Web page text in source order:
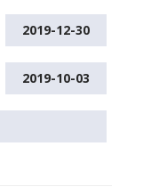
2019-12-30
2019-10-03